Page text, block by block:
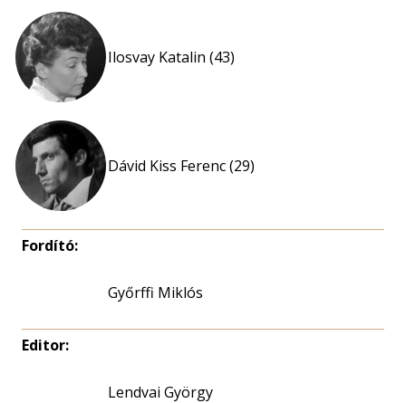
Ilosvay Katalin (43)
Dávid Kiss Ferenc (29)
Fordító:
Győrffi Miklós
Editor:
Lendvai György